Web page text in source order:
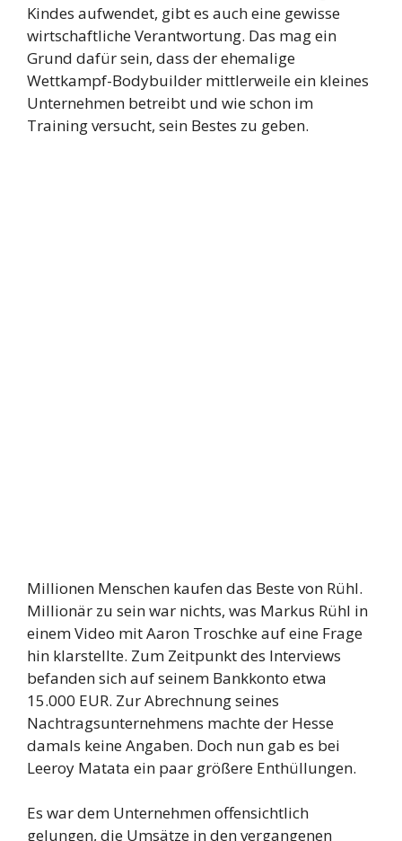
Kindes aufwendet, gibt es auch eine gewisse
wirtschaftliche Verantwortung. Das mag ein
Grund dafür sein, dass der ehemalige
Wettkampf-Bodybuilder mittlerweile ein kleines
Unternehmen betreibt und wie schon im
Training versucht, sein Bestes zu geben.
Millionen Menschen kaufen das Beste von Rühl.
Millionär zu sein war nichts, was Markus Rühl in
einem Video mit Aaron Troschke auf eine Frage
hin klarstellte. Zum Zeitpunkt des Interviews
befanden sich auf seinem Bankkonto etwa
15.000 EUR. Zur Abrechnung seines
Nachtragsunternehmens machte der Hesse
damals keine Angaben. Doch nun gab es bei
Leeroy Matata ein paar größere Enthüllungen.
Es war dem Unternehmen offensichtlich
gelungen, die Umsätze in den vergangenen